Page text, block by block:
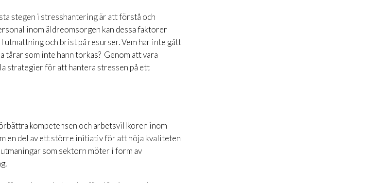
stegen i stresshantering är att förstå och
inom äldreomsorgen kan dessa faktorer
och brist på resurser. Vem har inte gått
tårar som inte hann torkas? Genom att vara
strategier för att hantera stressen på ett
kompetensen och arbetsvillkoren inom
en del av ett större initiativ för att höja kvaliteten
som sektorn möter i form av